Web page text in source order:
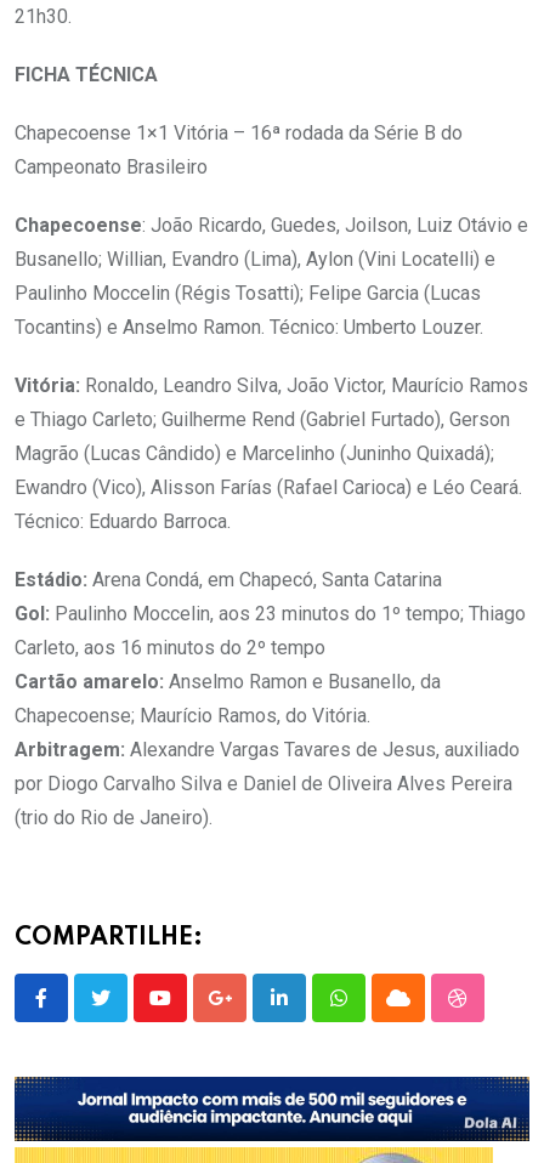
21h30.
FICHA TÉCNICA
Chapecoense 1×1 Vitória – 16ª rodada da Série B do
Campeonato Brasileiro
Chapecoense: João Ricardo, Guedes, Joilson, Luiz Otávio e
Busanello; Willian, Evandro (Lima), Aylon (Vini Locatelli) e
Paulinho Moccelin (Régis Tosatti); Felipe Garcia (Lucas
Tocantins) e Anselmo Ramon. Técnico: Umberto Louzer.
Vitória: Ronaldo, Leandro Silva, João Victor, Maurício Ramos
e Thiago Carleto; Guilherme Rend (Gabriel Furtado), Gerson
Magrão (Lucas Cândido) e Marcelinho (Juninho Quixadá);
Ewandro (Vico), Alisson Farías (Rafael Carioca) e Léo Ceará.
Técnico: Eduardo Barroca.
Estádio: Arena Condá, em Chapecó, Santa Catarina
Gol: Paulinho Moccelin, aos 23 minutos do 1º tempo; Thiago
Carleto, aos 16 minutos do 2º tempo
Cartão amarelo: Anselmo Ramon e Busanello, da
Chapecoense; Maurício Ramos, do Vitória.
Arbitragem: Alexandre Vargas Tavares de Jesus, auxiliado
por Diogo Carvalho Silva e Daniel de Oliveira Alves Pereira
(trio do Rio de Janeiro).
COMPARTILHE:
YoutubeGoogle+LinkedInWhatsappCloud